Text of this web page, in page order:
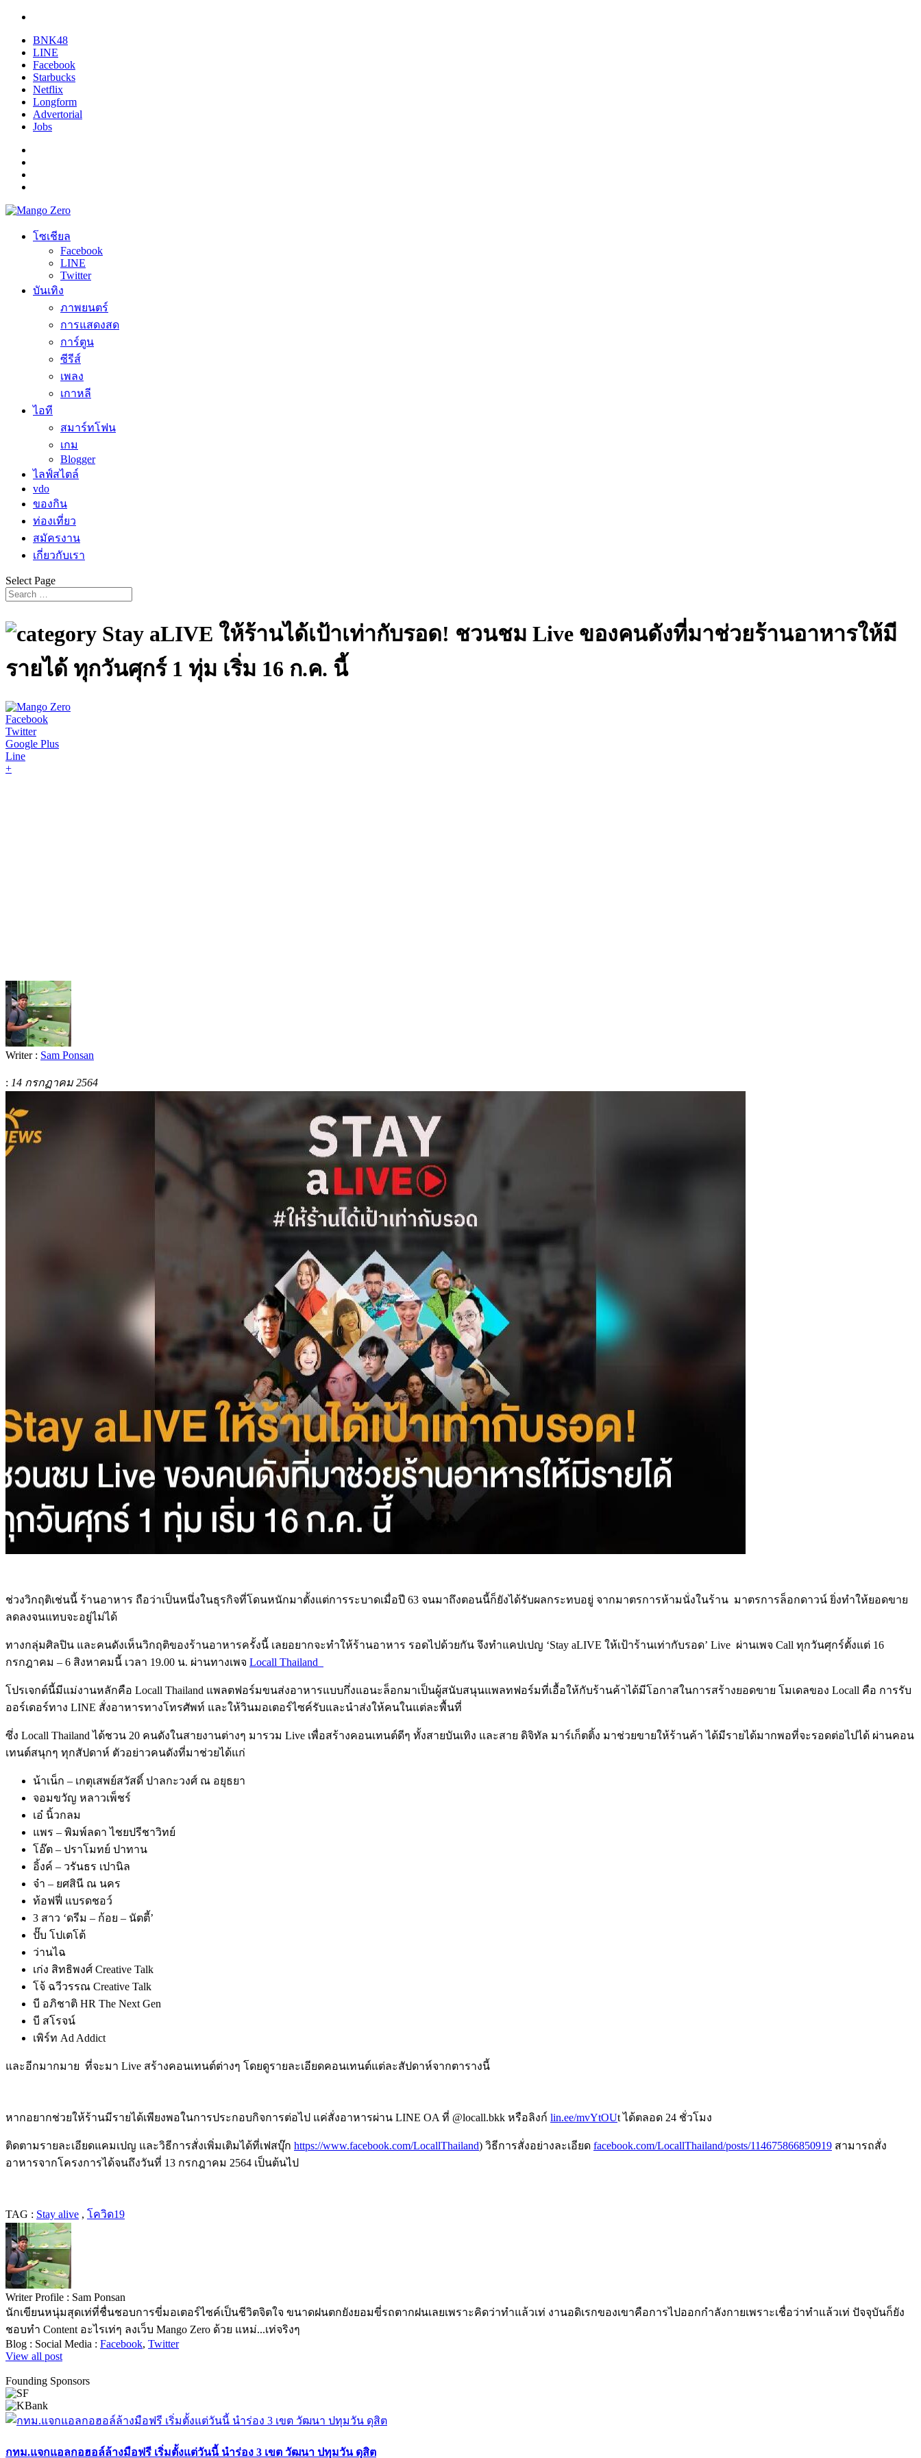
BNK48
LINE
Facebook
Starbucks
Netflix
Longform
Advertorial
Jobs
โซเชียล
Facebook
LINE
Twitter
บันเทิง
ภาพยนตร์
การแสดงสด
การ์ตูน
ซีรีส์
เพลง
เกาหลี
ไอที
สมาร์ทโฟน
เกม
Blogger
ไลฟ์สไตล์
vdo
ของกิน
ท่องเที่ยว
สมัครงาน
เกี่ยวกับเรา
Select Page
Stay aLIVE ให้ร้านได้เป้าเท่ากับรอด! ชวนชม Live ของคนดังที่มาช่วยร้านอาหารให้มี
รายได้ ทุกวันศุกร์ 1 ทุ่ม เริ่ม 16 ก.ค. นี้
Facebook
Twitter
Google Plus
Line
+
Writer : Sam Ponsan
: 14 กรกฏาคม 2564
ช่วงวิกฤติเช่นนี้ ร้านอาหาร ถือว่าเป็นหนึ่งในธุรกิจที่โดนหนักมาตั้งแต่การระบาดเมื่อปี 63 จนมาถึงตอนนี้ก็ยังได้รับผลกระทบอยู่ จากมาตรการห้ามนั่งในร้าน มาตรการล็อกดาวน์ ยิ่งทำให้ยอดขาย
ลดลงจนแทบจะอยู่ไม่ได้
ทางกลุ่มศิลปิน และคนดังเห็นวิกฤติของร้านอาหารครั้งนี้ เลยอยากจะทำให้ร้านอาหาร รอดไปด้วยกัน จึงทำแคปเปญ ‘Stay aLIVE ให้เป้าร้านเท่ากับรอด’ Live ผ่านเพจ Call ทุกวันศุกร์ตั้งแต่ 16
กรกฎาคม – 6 สิงหาคมนี้ เวลา 19.00 น. ผ่านทางเพจ Locall Thailand
โปรเจกต์นี้มีแม่งานหลักคือ Locall Thailand แพลตฟอร์มขนส่งอาหารแบบกึ่งแอนะล็อกมาเป็นผู้สนับสนุนแพลทฟอร์มที่เอื้อให้กับร้านค้าได้มีโอกาสในการสร้างยอดขาย โมเดลของ Locall คือ การรับ
ออร์เดอร์ทาง LINE สั่งอาหารทางโทรศัพท์ และให้วินมอเตอร์ไซค์รับและนำส่งให้คนในแต่ละพื้นที่
ซึ่ง Locall Thailand ได้ชวน 20 คนดังในสายงานต่างๆ มารวม Live เพื่อสร้างคอนเทนต์ดีๆ ทั้งสายบันเทิง และสาย ดิจิทัล มาร์เก็ตติ้ง มาช่วยขายให้ร้านค้า ได้มีรายได้มากพอที่จะรอดต่อไปได้ ผ่านคอน
เทนต์สนุกๆ ทุกสัปดาห์ ตัวอย่าวคนดังที่มาช่วยได้แก่
น้าเน็ก – เกตุเสพย์สวัสดิ์ ปาลกะวงศ์ ณ อยุธยา
จอมขวัญ หลาวเพ็ชร์
เอ๋ นิ้วกลม
แพร – พิมพ์ลดา ไชยปรีชาวิทย์
โอ๊ต – ปราโมทย์ ปาทาน
อิ้งค์ – วรันธร เปานิล
จ๋า – ยศสินี ณ นคร
ท้อฟฟี่ แบรดชอว์
3 สาว ‘ดรีม – ก้อย – นัตตี้’
ปั๊บ โปเตโต้
ว่านไฉ
เก่ง สิทธิพงศ์ Creative Talk
โจ้ ฉวีวรรณ Creative Talk
บี อภิชาติ HR The Next Gen
บี สโรจน์
เพิร์ท Ad Addict
และอีกมากมาย ที่จะมา Live สร้างคอนเทนต์ต่างๆ โดยดูรายละเอียดคอนเทนต์แต่ละสัปดาห์จากตารางนี้
หากอยากช่วยให้ร้านมีรายได้เพียงพอในการประกอบกิจการต่อไป แค่สั่งอาหารผ่าน LINE OA ที่ @locall.bkk หรือลิงก์ lin.ee/mvYtOUt ได้ตลอด 24 ชั่วโมง
ติดตามรายละเอียดแคมเปญ และวิธีการสั่งเพิ่มเติมได้ที่เฟสบุ๊ก https://www.facebook.com/LocallThailand) วิธีการสั่งอย่างละเอียด facebook.com/LocallThailand/posts/114675866850919 สามารถสั่ง
อาหารจากโครงการได้จนถึงวันที่ 13 กรกฎาคม 2564 เป็นต้นไป
TAG : Stay alive , โควิด19
Writer Profile : Sam Ponsan
นักเขียนหนุ่มสุดเท่ที่ชื่นชอบการขี่มอเตอร์ไซค์เป็นชีวิตจิตใจ ขนาดฝนตกยังยอมขี่รถตากฝนเลยเพราะคิดว่าทำแล้วเท่ งานอดิเรกของเขาคือการไปออกกำลังกายเพราะเชื่อว่าทำแล้วเท่ ปัจจุบันก็ยัง
ชอบทำ Content อะไรเท่ๆ ลงเว็บ Mango Zero ด้วย แหม่...เท่จริงๆ
Blog : Social Media : Facebook, Twitter
View all post
Founding Sponsors
กทม.แจกแอลกอฮอล์ล้างมือฟรี เริ่มตั้งแต่วันนี้ นำร่อง 3 เขต วัฒนา ปทุมวัน ดุสิต